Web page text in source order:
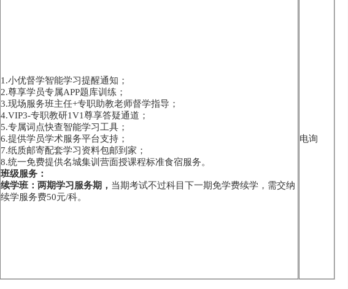
1.小优督学智能学习提醒通知；
2.尊享学员专属APP题库训练；
3.现场服务班主任+专职助教老师督学指导；
4.VIP3-专职教研1V1尊享答疑通道；
5.专属词点快查智能学习工具；
6.提供学员学术服务平台支持；
7.纸质邮寄配套学习资料包邮到家；
8.统一免费提供名城集训营面授课程标准食宿服务。
班级服务：
续学班：两期学习服务期， 当期考试不过科目下一期免学费续学，需交纳
续学服务费50元/科。
电询